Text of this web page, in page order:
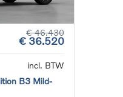
€ 46.430
€ 36.520
incl. BTW
B3 Mild-